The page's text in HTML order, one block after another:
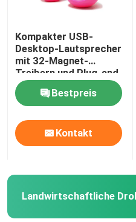
Kontakt mit uns
Neuigkeiten
Rechtssachen
Bitte um ein Angebot
Verdrahtete Computer-
Kompakter USB-
Desktop-Lautsprecher
mit 32-Magnet-
Treibern und Plug-and-
Play USB 5V
Stromversorgung in
Blau und Pink
Bestpreis
Kontakt